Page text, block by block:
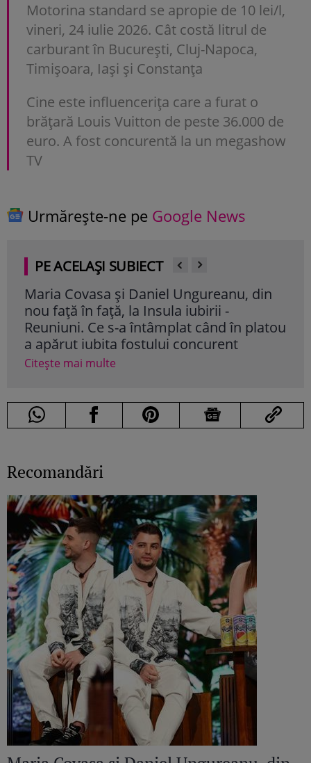
Motorina standard se apropie de 10 lei/l,
vineri, 24 iulie 2026. Cât costă litrul de
carburant în București, Cluj-Napoca,
Timișoara, Iași și Constanța
Cine este influencerița care a furat o
brățară Louis Vuitton de peste 36.000 de
euro. A fost concurentă la un megashow
TV
Urmărește-ne pe Google News
PE ACELAȘI SUBIECT
Maria Covasa și Daniel Ungureanu, din
nou față în față, la Insula iubirii -
Reuniuni. Ce s-a întâmplat când în platou
a apărut iubita fostului concurent
Citește mai multe
Recomandări